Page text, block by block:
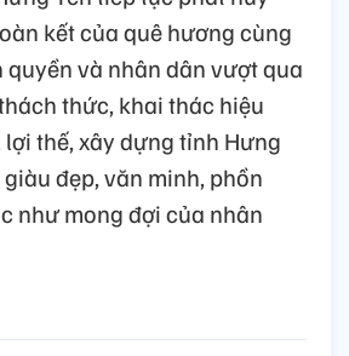
kết của quê hương cùng
và nhân dân vượt qua
thức, khai thác hiệu
thế, xây dựng tỉnh Hưng
đẹp, văn minh, phồn
như mong đợi của nhân